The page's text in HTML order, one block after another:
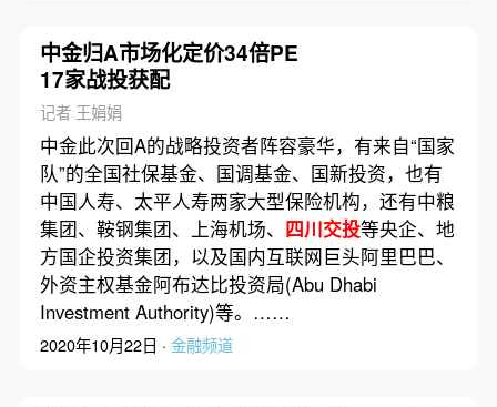
中金归A市场化定价34倍PE
17家战投获配
记者 王娟娟
中金此次回A的战略投资者阵容豪华，有来自“国家
队”的全国社保基金、国调基金、国新投资，也有
中国人寿、太平人寿两家大型保险机构，还有中粮
集团、鞍钢集团、上海机场、 四川交投等央企、地
方国企投资集团，以及国内互联网巨头阿里巴巴、
外资主权基金阿布达比投资局(Abu Dhabi
Investment Authority)等。……
2020年10月22日 · 金融频道